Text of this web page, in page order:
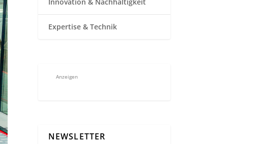
Expertise & Technik
Anzeigen
NEWSLETTER